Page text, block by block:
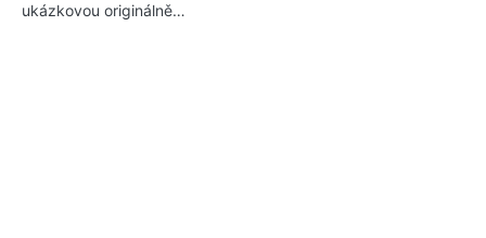
ukázkovou originálně…